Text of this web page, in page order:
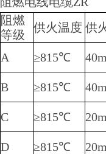
阻燃
等级
供火温度 供
A ≥815℃
B ≥815℃
C ≥815℃
D ≥815℃